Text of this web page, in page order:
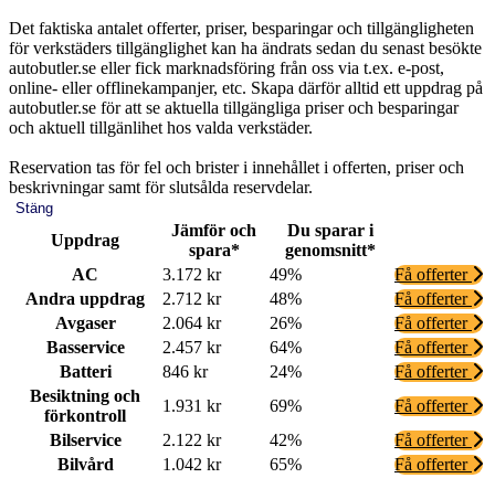
Det faktiska antalet offerter, priser, besparingar och tillgängligheten
för verkstäders tillgänglighet kan ha ändrats sedan du senast besökte
autobutler.se eller fick marknadsföring från oss via t.ex. e-post,
online- eller offlinekampanjer, etc. Skapa därför alltid ett uppdrag på
autobutler.se för att se aktuella tillgängliga priser och besparingar
och aktuell tillgänlihet hos valda verkstäder.
Reservation tas för fel och brister i innehållet i offerten, priser och
beskrivningar samt för slutsålda reservdelar.
Stäng
Uppdrag
Jämför och
spara*
Du sparar i
genomsnitt*
AC
3.172 kr 49%
Få offerter
Andra uppdrag
2.712 kr 48%
Få offerter
Avgaser
2.064 kr 26%
Få offerter
Basservice
2.457 kr 64%
Få offerter
Batteri
846 kr 24%
Få offerter
Besiktning och
förkontroll
1.931 kr 69%
Få offerter
Bilservice
2.122 kr 42%
Få offerter
Bilvård
1.042 kr 65%
Få offerter